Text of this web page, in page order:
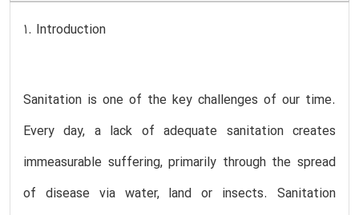
1. Introduction
Sanitation is one of the key challenges of our time.
Every day, a lack of adequate sanitation creates
immeasurable suffering, primarily through the spread
of disease via water, land or insects. Sanitation